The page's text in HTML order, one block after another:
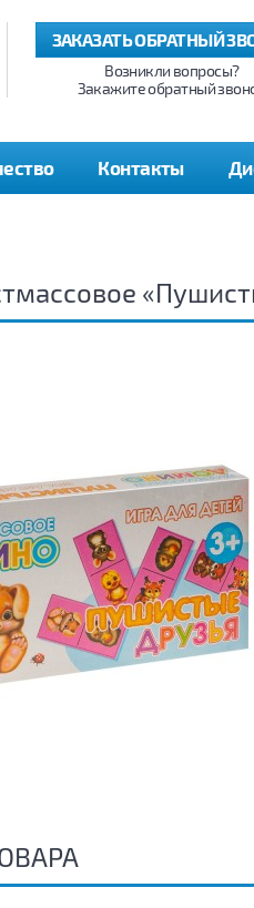
ЗАКАЗАТЬ ОБРАТНЫЙ
Возникли вопросы?
Закажите обратный
Контакты